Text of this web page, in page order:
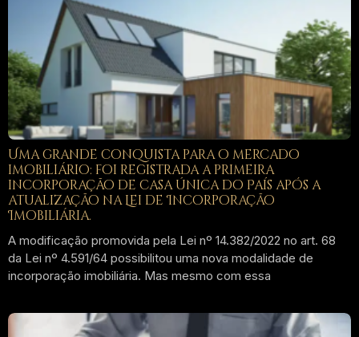
Uma grande conquista para o mercado
imobiliário: foi registrada a primeira
incorporação de casa única do País após a
atualização na Lei de Incorporação
Imobiliária.
A modificação promovida pela Lei nº 14.382/2022 no art. 68
da Lei nº 4.591/64 possibilitou uma nova modalidade de
incorporação imobiliária. Mas mesmo com essa